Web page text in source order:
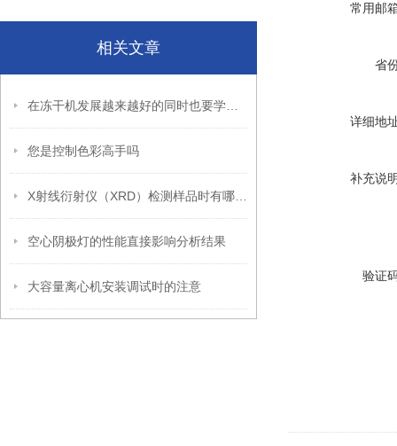
相关文章
您是控制色彩高手吗
空心阴极灯的性能直接影响分析结果
大容量离心机安装调试时的注意
常用邮
省
详细地
补充说
验证